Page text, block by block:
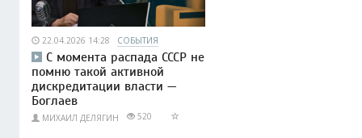
22.04.2026 14:28 СОБЫТИЯ
С момента распада СССР не
помню такой активной
дискредитации власти —
Боглаев
МИХАИЛ ДЕЛЯГИН 520